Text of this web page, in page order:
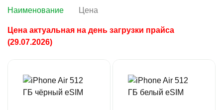
Наименование Цена
Цена актуальная на день загрузки прайса
(29.07.2026)